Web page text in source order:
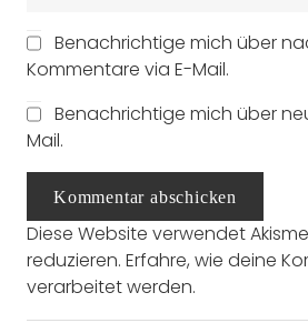
Benachrichtige mich über
Kommentare via E-Mail.
Benachrichtige mich über
Mail.
Kommentar abschicken
Diese Website verwendet
reduzieren. Erfahre, wie deine
verarbeitet werden.